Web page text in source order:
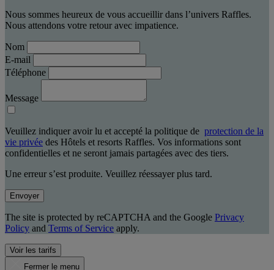
Nous sommes heureux de vous accueillir dans l’univers Raffles.
Nous attendons votre retour avec impatience.
Nom
E-mail
Téléphone
Message
Veuillez indiquer avoir lu et accepté la politique de protection de la
vie privée des Hôtels et resorts Raffles. Vos informations sont
confidentielles et ne seront jamais partagées avec des tiers.
Une erreur s’est produite. Veuillez réessayer plus tard.
Envoyer
The site is protected by reCAPTCHA and the Google Privacy
Policy and Terms of Service apply.
Voir les tarifs
Fermer le menu